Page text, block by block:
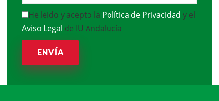
He leido y acepto la Política de Privacidad y el
Aviso Legal de IU Andalucía
ENVÍA